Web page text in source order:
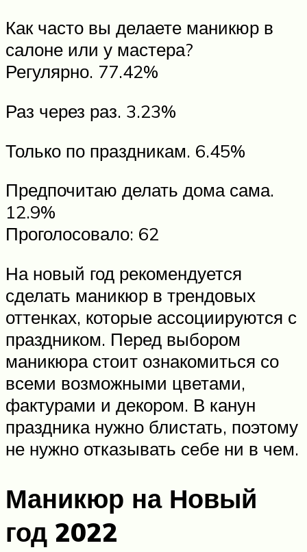
Как часто вы делаете маникюр в
салоне или у мастера?
Регулярно. 77.42%
Раз через раз. 3.23%
Только по праздникам. 6.45%
Предпочитаю делать дома сама.
12.9%
Проголосовало: 62
На новый год рекомендуется
сделать маникюр в трендовых
оттенках, которые ассоциируются с
праздником. Перед выбором
маникюра стоит ознакомиться со
всеми возможными цветами,
фактурами и декором. В канун
праздника нужно блистать, поэтому
не нужно отказывать себе ни в чем.
Маникюр на Новый
год 2022